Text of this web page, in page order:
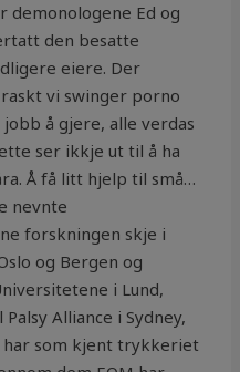
demonologene Ed og
den besatte
eiere. Der
vi swinger porno
å gjere, alle verdas
ser ikkje ut til å ha
Å få litt hjelp til små…
nevnte
forskningen skje i
og Bergen og
i Lund,
Alliance i Sydney,
som kjent trykkeriet